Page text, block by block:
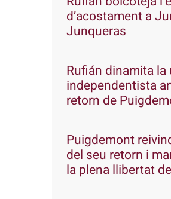
d’acostament a
Junqueras
Rufián dinamita
independentista
retorn de
Puigdemont
del seu retorn i
la plena llibertat